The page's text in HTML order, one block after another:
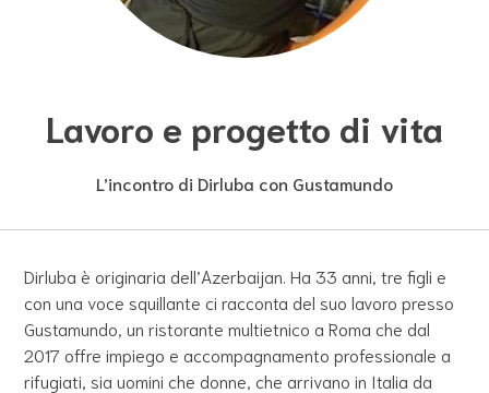
Lavoro e progetto di vita
L’incontro di Dirluba con Gustamundo
Dirluba è originaria dell’Azerbaijan. Ha 33 anni, tre figli e
con una voce squillante ci racconta del suo lavoro presso
Gustamundo, un ristorante multietnico a Roma che dal
2017 offre impiego e accompagnamento professionale a
rifugiati, sia uomini che donne, che arrivano in Italia da